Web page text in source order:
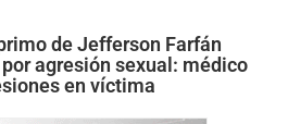
de Jefferson Farfán
agresión sexual: médico
en víctima